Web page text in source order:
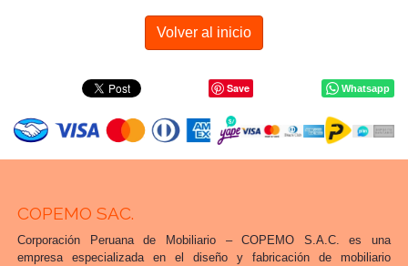
Volver al inicio
Save Whatsapp
COPEMO SAC.
Corporación Peruana de Mobiliario – COPEMO S.A.C. es una
empresa especializada en el diseño y fabricación de mobiliario